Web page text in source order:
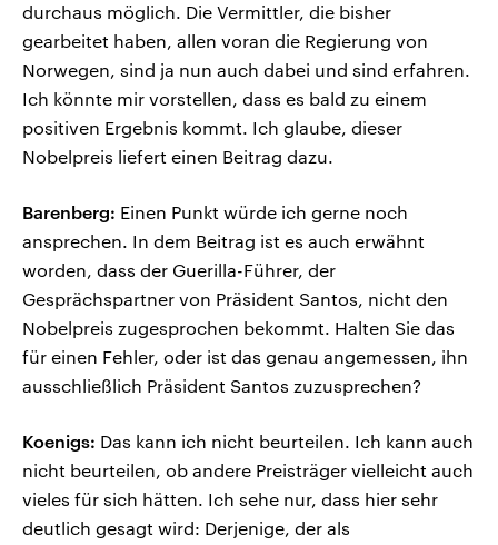
durchaus möglich. Die Vermittler, die bisher
gearbeitet haben, allen voran die Regierung von
Norwegen, sind ja nun auch dabei und sind erfahren.
Ich könnte mir vorstellen, dass es bald zu einem
positiven Ergebnis kommt. Ich glaube, dieser
Nobelpreis liefert einen Beitrag dazu.
Barenberg: Einen Punkt würde ich gerne noch
ansprechen. In dem Beitrag ist es auch erwähnt
worden, dass der Guerilla-Führer, der
Gesprächspartner von Präsident Santos, nicht den
Nobelpreis zugesprochen bekommt. Halten Sie das
für einen Fehler, oder ist das genau angemessen, ihn
ausschließlich Präsident Santos zuzusprechen?
Koenigs: Das kann ich nicht beurteilen. Ich kann auch
nicht beurteilen, ob andere Preisträger vielleicht auch
vieles für sich hätten. Ich sehe nur, dass hier sehr
deutlich gesagt wird: Derjenige, der als